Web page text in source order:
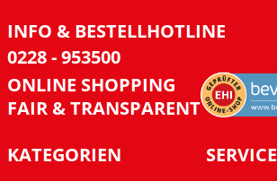
INFO & BESTELLHOTLINE
0228 - 953500
ONLINE SHOPPING
FAIR & TRANSPARENT
KATEGORIEN
SERVICE